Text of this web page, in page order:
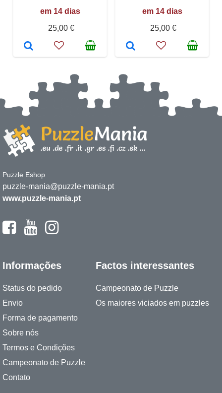
em 14 dias
25,00 €
em 14 dias
25,00 €
Puzzle Eshop
puzzle-mania@puzzle-mania.pt
www.puzzle-mania.pt
Informações
Status do pedido
Envio
Forma de pagamento
Sobre nós
Termos e Condições
Campeonato de Puzzle
Contato
Factos interessantes
Campeonato de Puzzle
Os maiores viciados em puzzles